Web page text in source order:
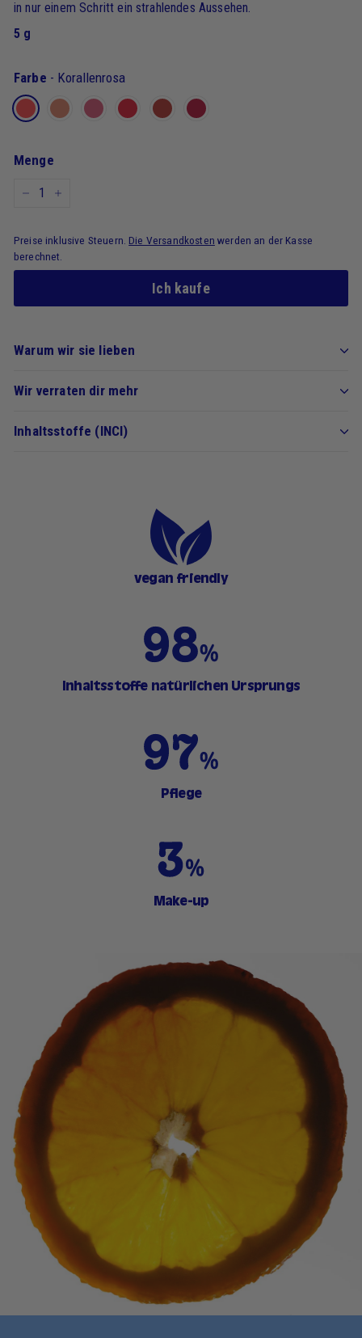
in nur einem Schritt ein strahlendes Aussehen.
5 g
Farbe - Korallenrosa
Menge
Preise inklusive Steuern. Die Versandkosten werden an der Kasse
berechnet.
Ich kaufe
Warum wir sie lieben
Wir verraten dir mehr
Inhaltsstoffe (INCI)
vegan friendly
Inhaltsstoffe natürlichen Ursprungs
Pflege
Make-up